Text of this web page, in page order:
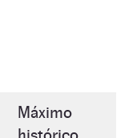
Máximo